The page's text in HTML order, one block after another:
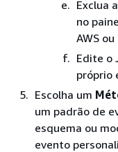
Exclua
no
AWS
Edite o
próprio
Escolha um
um padrão de
esquema ou
evento